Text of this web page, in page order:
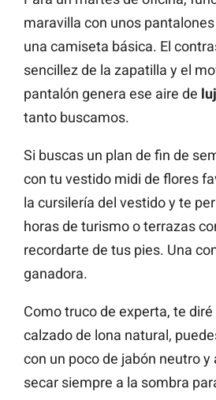
maravilla con unos
una camiseta básica. El
sencillez de la zapatilla y el
pantalón genera ese aire de
tanto buscamos.
Si buscas un plan de fin de
con tu vestido midi de flores
la cursilería del vestido y te
horas de turismo o terrazas
recordarte de tus pies. Una
ganadora.
Como truco de experta, te diré
calzado de lona natural,
con un poco de jabón neutro y
secar siempre a la sombra